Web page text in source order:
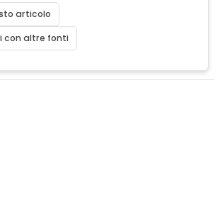
articolo
con altre fonti